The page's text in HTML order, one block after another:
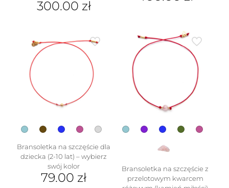
300.00 zł
Bransoletka na szczęście dla
dziecka (2-10 lat) – wybierz
swój kolor
79.00 zł
Bransoletka na szczęście z
przelotowym kwarcem